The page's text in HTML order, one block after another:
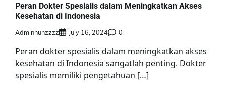
Peran Dokter Spesialis dalam Meningkatkan Akses
Kesehatan di Indonesia
Adminhunzzzz July 16, 2024 0
Peran dokter spesialis dalam meningkatkan akses
kesehatan di Indonesia sangatlah penting. Dokter
spesialis memiliki pengetahuan […]